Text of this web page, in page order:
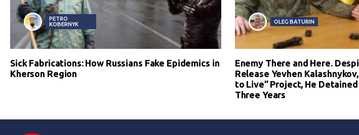
PETRO
KOBERNYK
Sick Fabrications: How Russians Fake Epidemics in
Kherson Region
OLEG BATURIN
Enemy There and Here.
Release Yevhen
to Live” Project, He
Three Years